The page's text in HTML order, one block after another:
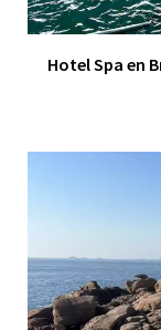
Hotel Spa en